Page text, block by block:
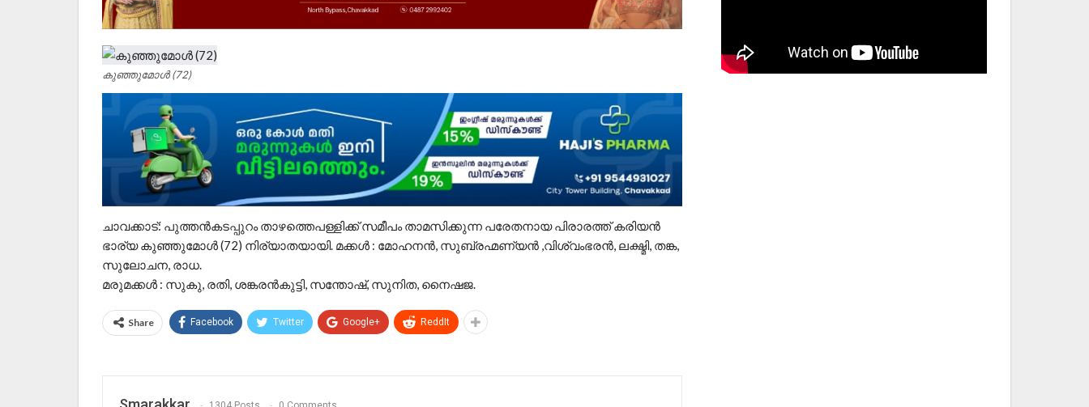
കുഞ്ഞുമോള്‍ (72)
ചാവക്കാട്: പുത്തൻകടപ്പുറം താഴത്തെപള്ളിക്ക് സമീപം താമസിക്കുന്ന പരേതനായ പിരാരത്ത് കരിയന്‍
ഭാര്യ കുഞ്ഞുമോള്‍ (72) നിര്യാതയായി. മക്കള്‍ : മോഹനന്‍, സുബ്രഹ്മണ്യന്‍ ,വിശ്വംഭരന്‍, ലക്ഷ്മി, തങ്ക,
സുലോചന, രാധ.
മരുമക്കള്‍ : സുകു, രതി, ശങ്കരൻകുട്ടി, സന്തോഷ്, സുനിത, നൈഷജ.
Share Facebook Twitter Google+ ReddIt